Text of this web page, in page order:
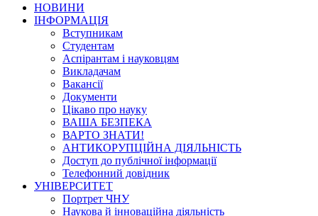
НОВИНИ
ІНФОРМАЦІЯ
Вступникам
Студентам
Аспірантам і науковцям
Викладачам
Вакансії
Документи
Цікаво про науку
ВАША БЕЗПЕКА
ВАРТО ЗНАТИ!
АНТИКОРУПЦІЙНА ДІЯЛЬНІСТЬ
Доступ до публічної інформації
Телефонний довідник
УНІВЕРСИТЕТ
Портрет ЧНУ
Наукова й інноваційна діяльність